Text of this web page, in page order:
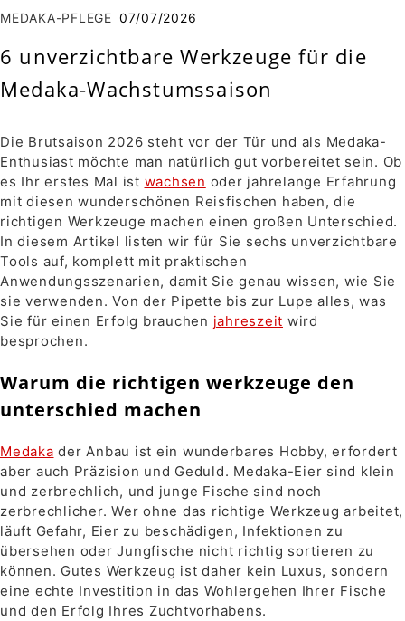
MEDAKA-PFLEGE 07/07/2026
6 unverzichtbare Werkzeuge für die
Medaka-Wachstumssaison
Die Brutsaison 2026 steht vor der Tür und als Medaka-
Enthusiast möchte man natürlich gut vorbereitet sein. Ob
es Ihr erstes Mal ist wachsen oder jahrelange Erfahrung
mit diesen wunderschönen Reisfischen haben, die
richtigen Werkzeuge machen einen großen Unterschied.
In diesem Artikel listen wir für Sie sechs unverzichtbare
Tools auf, komplett mit praktischen
Anwendungsszenarien, damit Sie genau wissen, wie Sie
sie verwenden. Von der Pipette bis zur Lupe alles, was
Sie für einen Erfolg brauchen jahreszeit wird
besprochen.
Warum die richtigen werkzeuge den
unterschied machen
Medaka der Anbau ist ein wunderbares Hobby, erfordert
aber auch Präzision und Geduld. Medaka-Eier sind klein
und zerbrechlich, und junge Fische sind noch
zerbrechlicher. Wer ohne das richtige Werkzeug arbeitet,
läuft Gefahr, Eier zu beschädigen, Infektionen zu
übersehen oder Jungfische nicht richtig sortieren zu
können. Gutes Werkzeug ist daher kein Luxus, sondern
eine echte Investition in das Wohlergehen Ihrer Fische
und den Erfolg Ihres Zuchtvorhabens.